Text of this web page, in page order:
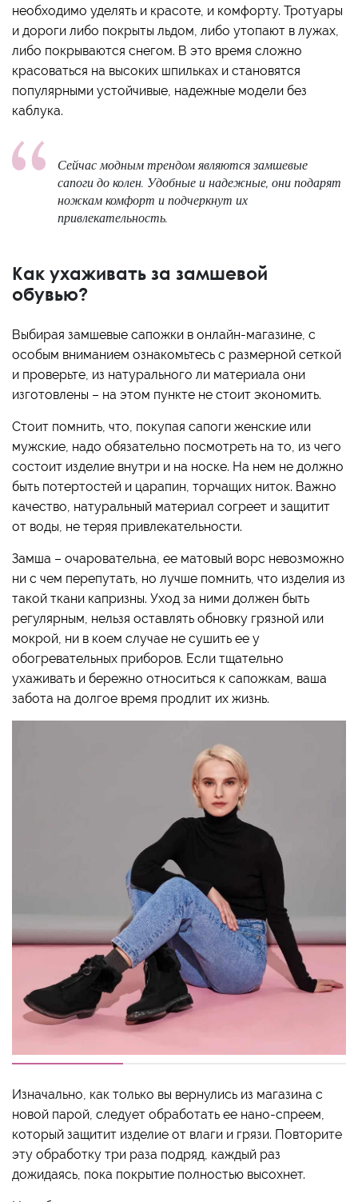
необходимо уделять и красоте, и комфорту. Тротуары
и дороги либо покрыты льдом, либо утопают в лужах,
либо покрываются снегом. В это время сложно
красоваться на высоких шпильках и становятся
популярными устойчивые, надежные модели без
каблука.
Сейчас модным трендом являются замшевые
сапоги до колен. Удобные и надежные, они подарят
ножкам комфорт и подчеркнут их
привлекательность.
Как ухаживать за замшевой
обувью?
Выбирая замшевые сапожки в онлайн-магазине, с
особым вниманием ознакомьтесь с размерной сеткой
и проверьте, из натурального ли материала они
изготовлены – на этом пункте не стоит экономить.
Стоит помнить, что, покупая сапоги женские или
мужские, надо обязательно посмотреть на то, из чего
состоит изделие внутри и на носке. На нем не должно
быть потертостей и царапин, торчащих ниток. Важно
качество, натуральный материал согреет и защитит
от воды, не теряя привлекательности.
Замша – очаровательна, ее матовый ворс невозможно
ни с чем перепутать, но лучше помнить, что изделия из
такой ткани капризны. Уход за ними должен быть
регулярным, нельзя оставлять обновку грязной или
мокрой, ни в коем случае не сушить ее у
обогревательных приборов. Если тщательно
ухаживать и бережно относиться к сапожкам, ваша
забота на долгое время продлит их жизнь.
Изначально, как только вы вернулись из магазина с
новой парой, следует обработать ее нано-спреем,
который защитит изделие от влаги и грязи. Повторите
эту обработку три раза подряд, каждый раз
дожидаясь, пока покрытие полностью высохнет.